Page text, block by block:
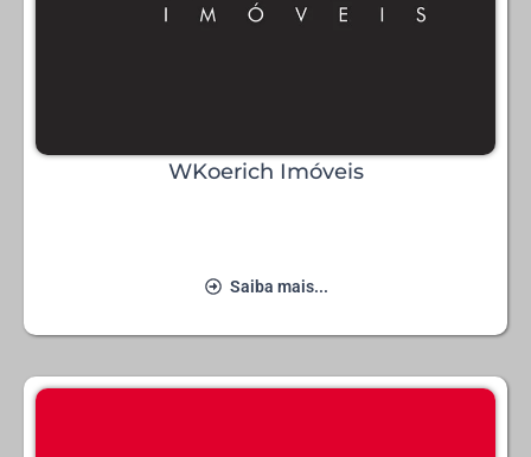
WKoerich Imóveis
Saiba mais...